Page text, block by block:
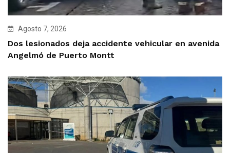
Agosto 7, 2026
Dos lesionados deja accidente vehicular en avenida
Angelmó de Puerto Montt